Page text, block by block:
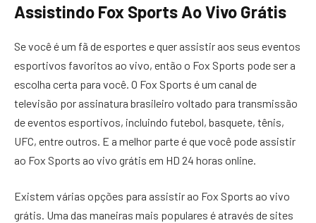
Assistindo Fox Sports Ao Vivo Grátis
Se você é um fã de esportes e quer assistir aos seus eventos
esportivos favoritos ao vivo, então o Fox Sports pode ser a
escolha certa para você. O Fox Sports é um canal de
televisão por assinatura brasileiro voltado para transmissão
de eventos esportivos, incluindo futebol, basquete, tênis,
UFC, entre outros. E a melhor parte é que você pode assistir
ao Fox Sports ao vivo grátis em HD 24 horas online.
Existem várias opções para assistir ao Fox Sports ao vivo
grátis. Uma das maneiras mais populares é através de sites